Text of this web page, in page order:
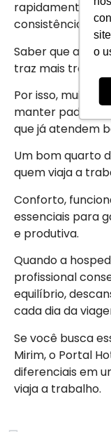
o
rapidamente a
consistência.
Saber que a
traz mais
Por isso, muitas
manter padrões
que já atendem
Um bom quarto
quem viaja a
Conforto,
essenciais para
e produtiva.
Quando a
profissional
equilíbrio,
cada dia da
Se você busca
Mirim, o Portal
diferenciais em
viaja a trabalho.